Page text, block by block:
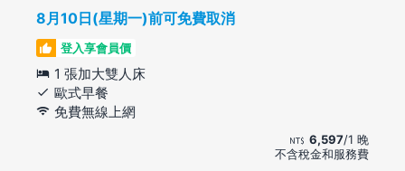
8月10日(星期一)前可免費取消
登入享會員價
1 張加大雙人床
歐式早餐
免費無線上網
6,597/1 晚
不含稅金和服務費